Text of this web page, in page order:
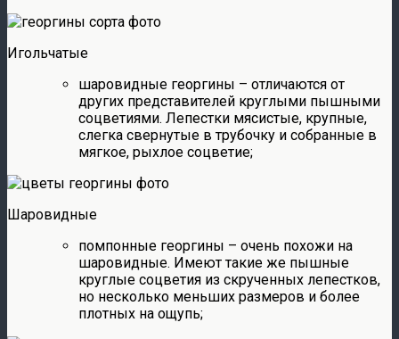
Игольчатые
шаровидные георгины – отличаются от
других представителей круглыми пышными
соцветиями. Лепестки мясистые, крупные,
слегка свернутые в трубочку и собранные в
мягкое, рыхлое соцветие;
Шаровидные
помпонные георгины – очень похожи на
шаровидные. Имеют такие же пышные
круглые соцветия из скрученных лепестков,
но несколько меньших размеров и более
плотных на ощупь;